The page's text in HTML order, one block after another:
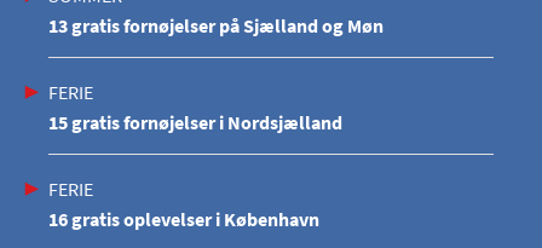
13 gratis fornøjelser på Sjælland og Møn
FERIE
15 gratis fornøjelser i Nordsjælland
FERIE
16 gratis oplevelser i København